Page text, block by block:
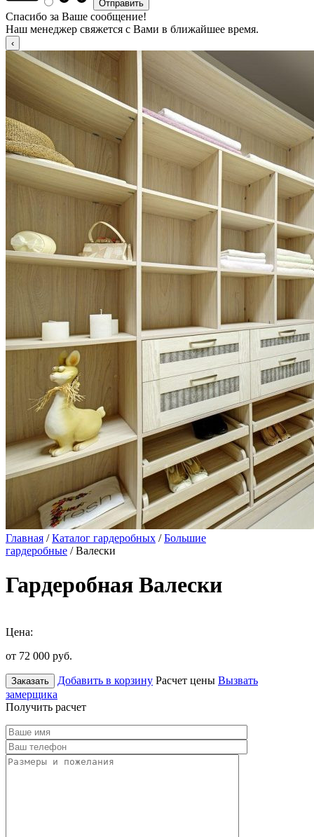
Спасибо за Ваше сообщение!
Наш менеджер свяжется с Вами в ближайшее время.
Главная /Каталог гардеробных /Большие
гардеробные / Валески
Гардеробная Валески
Цена:
от 72 000 руб.
Заказать Добавить в корзину Расчет цены Вызвать
замерщика
Получить расчет